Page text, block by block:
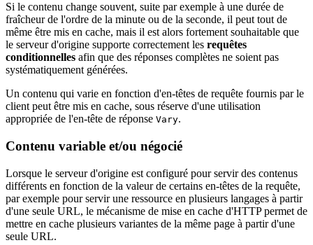
Si le contenu change souvent, suite par exemple à une durée de
fraîcheur de l'ordre de la minute ou de la seconde, il peut tout de
même être mis en cache, mais il est alors fortement souhaitable que
le serveur d'origine supporte correctement les requêtes
conditionnelles afin que des réponses complètes ne soient pas
systématiquement générées.
Un contenu qui varie en fonction d'en-têtes de requête fournis par le
client peut être mis en cache, sous réserve d'une utilisation
appropriée de l'en-tête de réponse Vary.
Contenu variable et/ou négocié
Lorsque le serveur d'origine est configuré pour servir des contenus
différents en fonction de la valeur de certains en-têtes de la requête,
par exemple pour servir une ressource en plusieurs langages à partir
d'une seule URL, le mécanisme de mise en cache d'HTTP permet de
mettre en cache plusieurs variantes de la même page à partir d'une
seule URL.